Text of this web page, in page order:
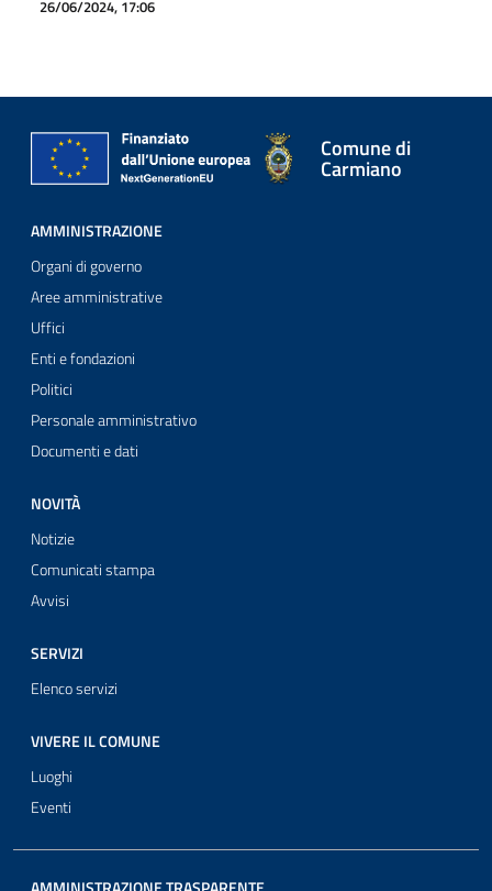
26/06/2024, 17:06
Comune di
Carmiano
AMMINISTRAZIONE
Organi di governo
Aree amministrative
Uffici
Enti e fondazioni
Politici
Personale amministrativo
Documenti e dati
NOVITÀ
Notizie
Comunicati stampa
Avvisi
SERVIZI
Elenco servizi
VIVERE IL COMUNE
Luoghi
Eventi